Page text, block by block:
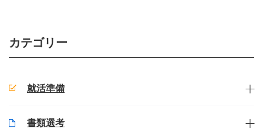
カテゴリー
就活準備
書類選考